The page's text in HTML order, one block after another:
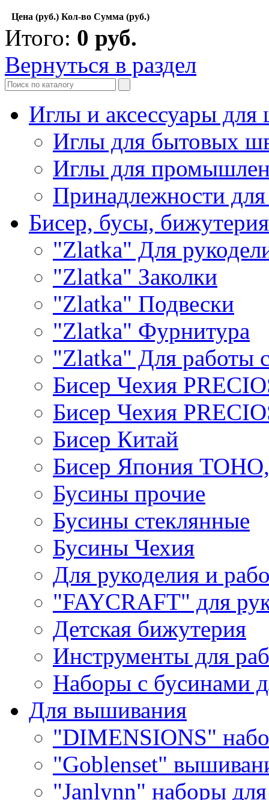
Цена (руб.) Кол-во Сумма (руб.)
Итого: 0 руб.
Вернуться в раздел
Иглы и аксессуары
Иглы для бытовых
Иглы для
Принадлежности
Бисер, бусы, бижутерия
"Zlatka" Для
"Zlatka" Заколки
"Zlatka" Подвески
"Zlatka" Фурнитура
"Zlatka" Для работы
Бисер Чехия
Бисер Чехия
Бисер Китай
Бисер Япония
Бусины прочие
Бусины стеклянные
Бусины Чехия
Для рукоделия и
"FAYCRAFT" для
Детская бижутерия
Инструменты для
Наборы с бусинами
Для вышивания
"DIMENSIONS"
"Goblenset"
"Janlynn" наборы